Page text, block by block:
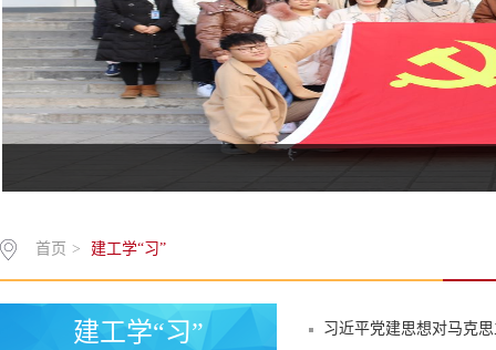
首页 > 建工学“习”
建工学“习” 习近平党建思想对马克